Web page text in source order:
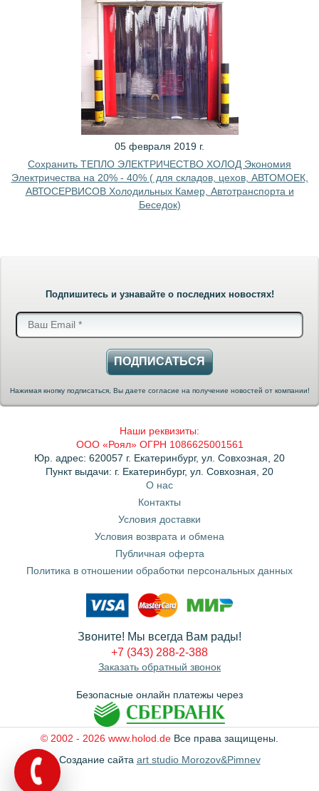
05 февраля 2019 г.
Сохранить ТЕПЛО ЭЛЕКТРИЧЕСТВО ХОЛОД Экономия
Электричества на 20% - 40% ( для складов, цехов, АВТОМОЕК,
АВТОСЕРВИСОВ Холодильных Камер, Автотранспорта и
Беседок)
Подпишитесь и узнавайте о последних новостях!
ПОДПИСАТЬСЯ
Нажимая кнопку подписаться, Вы даете согласие на получение новостей от компании!
Наши реквизиты:
ООО «Роял» ОГРН 1086625001561
Юр. адрес: 620057 г. Екатеринбург, ул. Совхозная, 20
Пункт выдачи: г. Екатеринбург, ул. Совхозная, 20
О нас
Контакты
Условия доставки
Условия возврата и обмена
Публичная оферта
Политика в отношении обработки персональных данных
Звоните! Мы всегда Вам рады!
+7 (343) 288-2-388
Заказать обратный звонок
Безопасные онлайн платежы через
© 2002 - 2026 www.holod.de Все права защищены.
Создание сайта art studio Morozov&Pimnev